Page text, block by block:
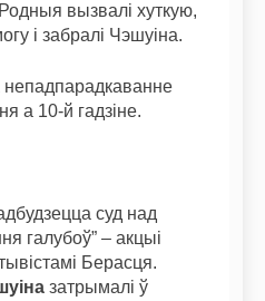
вызвалі хуткую,
і забралі Чэшуіна.
непадпарадкаванне
а 10-й гадзіне.
суд над
галубоў” – акцыі
Берасця.
затрымалі ў